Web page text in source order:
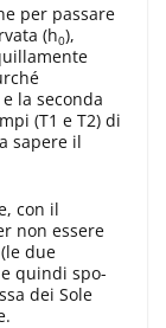
per passare
(h0),
la seconda
(T1 e T2) di
sapere il
con il
non essere
due
e quindi spo­
dei Sole